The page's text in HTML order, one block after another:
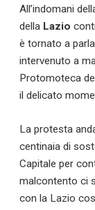
All’indomani
della Lazio
è tornato a
intervenuto a
Protomoteca
il delicato
La protesta
centinaia di
Capitale per
malcontento ci
con la Lazio